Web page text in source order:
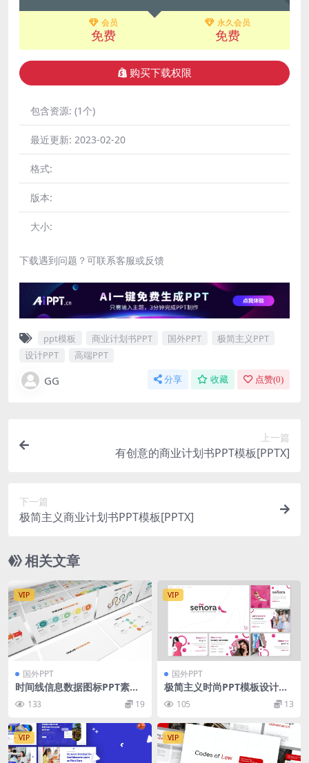
会员
免费
永久会员
免费
购买下载权限
包含资源: (1个)
最近更新: 2023-02-20
格式:
版本:
大小:
下载遇到问题？可联系客服或反馈
ppt模板 商业计划书PPT 国外PPT
极简主义PPT
设计PPT
高端PPT
GG 分享 收藏 点赞(0)
上一篇
有创意的商业计划书PPT模板[PPTX]
下一篇
极简主义商业计划书PPT模板[PPTX]
相关文章
VIP
国外PPT
时间线信息数据图标PPT素材
[PPTX]
133 19
VIP
国外PPT
极简主义时尚PPT模板设计下
载[PPTX]
105 13
VIP VIP